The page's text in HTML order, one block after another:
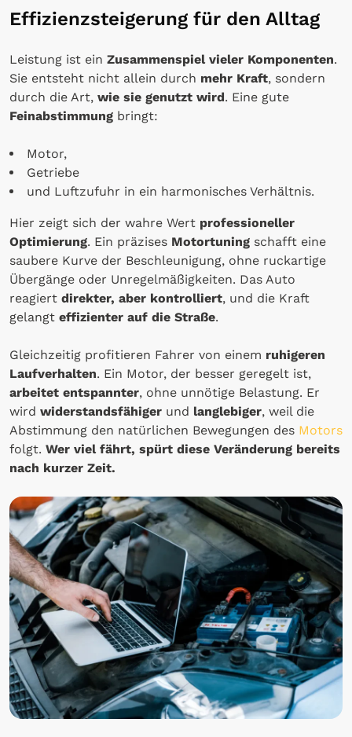
Effizienzsteigerung für den Alltag
Leistung ist ein Zusammenspiel vieler Komponenten.
Sie entsteht nicht allein durch mehr Kraft, sondern
durch die Art, wie sie genutzt wird. Eine gute
Feinabstimmung bringt:
Motor,
Getriebe
und Luftzufuhr in ein harmonisches Verhältnis.
Hier zeigt sich der wahre Wert professioneller
Optimierung. Ein präzises Motortuning schafft eine
saubere Kurve der Beschleunigung, ohne ruckartige
Übergänge oder Unregelmäßigkeiten. Das Auto
reagiert direkter, aber kontrolliert, und die Kraft
gelangt effizienter auf die Straße.
Gleichzeitig profitieren Fahrer von einem ruhigeren
Laufverhalten. Ein Motor, der besser geregelt ist,
arbeitet entspannter, ohne unnötige Belastung. Er
wird widerstandsfähiger und langlebiger, weil die
Abstimmung den natürlichen Bewegungen des Motors
folgt. Wer viel fährt, spürt diese Veränderung bereits
nach kurzer Zeit.